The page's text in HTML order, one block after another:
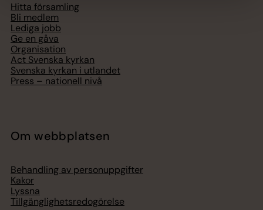
Hitta församling
Bli medlem
Lediga jobb
Ge en gåva
Organisation
Act Svenska kyrkan
Svenska kyrkan i utlandet
Press – nationell nivå
Om webbplatsen
Behandling av personuppgifter
Kakor
Lyssna
Tillgänglighetsredogörelse